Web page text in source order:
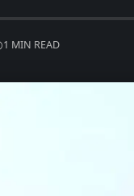
1 MIN READ